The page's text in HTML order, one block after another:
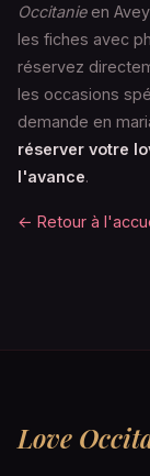
Occitanieen
les fiches avec
réservez
les occasions
demande en
réserver votre
l'avance.
← Retour à
Love